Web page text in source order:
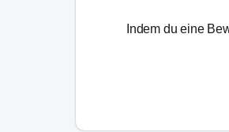
Indem du eine